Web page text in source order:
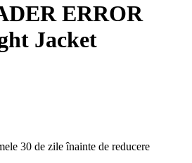
ERROR
Jacket
30 de zile înainte de reducere